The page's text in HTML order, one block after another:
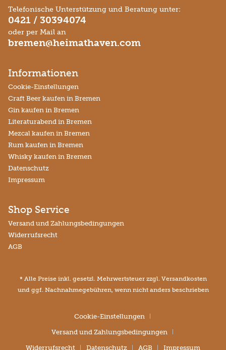
Telefonische Unterstützung und Beratung unter:
0421 / 30394074
oder per Mail an
bremen@heimathaven.com
Informationen
Cookie-Einstellungen
Craft Beer kaufen in Bremen
Gin kaufen in Bremen
Literaturabend in Bremen
Mezcal kaufen in Bremen
Rum kaufen in Bremen
Whisky kaufen in Bremen
Datenschutz
Impressum
Shop Service
Versand und Zahlungsbedingungen
Widerrufsrecht
AGB
* Alle Preise inkl. gesetzl. Mehrwertsteuer zzgl. Versandkosten
und ggf. Nachnahmegebühren, wenn nicht anders beschrieben
Cookie-Einstellungen
Versand und Zahlungsbedingungen
Widerrufsrecht Datenschutz AGB Impressum